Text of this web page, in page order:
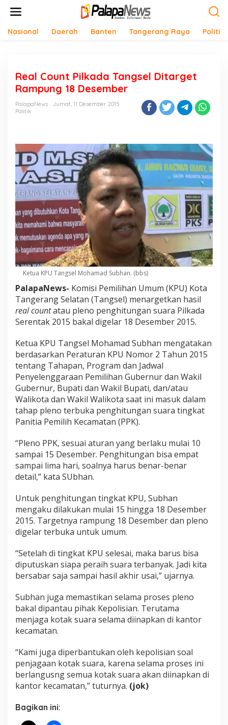
Nasional Daerah Banten Tangerang Raya Politik
Real Count Pilkada Tangsel Ditarget
Rampung 18 Desember
PalapaNews
Jumat, 11 Desember 2015
Politik
Ketua KPU Tangsel Mohamad Subhan. (bbs)
PalapaNews- Komisi Pemilihan Umum (KPU) Kota
Tangerang Selatan (Tangsel) menargetkan hasil
real countatau pleno penghitungan suara Pilkada
Serentak 2015 bakal digelar 18 Desember 2015.
Ketua KPU Tangsel Mohamad Subhan mengatakan
berdasarkan Peraturan KPU Nomor 2 Tahun 2015
tentang Tahapan, Program dan Jadwal
Penyelenggaraan Pemilihan Gubernur dan Wakil
Gubernur, Bupati dan Wakil Bupati, dan/atau
Walikota dan Wakil Walikota saat ini masuk dalam
tahap pleno terbuka penghitungan suara tingkat
Panitia Pemilih Kecamatan (PPK).
“Pleno PPK, sesuai aturan yang berlaku mulai 10
sampai 15 Desember. Penghitungan bisa empat
sampai lima hari, soalnya harus benar-benar
detail,” kata SUbhan.
Untuk penghitungan tingkat KPU, Subhan
mengaku dilakukan mulai 15 hingga 18 Desember
2015. Targetnya rampung 18 Desember dan pleno
digelar terbuka untuk umum.
“Setelah di tingkat KPU selesai, maka barus bisa
diputuskan siapa peraih suara terbanyak. Jadi kita
bersabar saja sampai hasil akhir usai,” ujarnya.
Subhan juga memastikan selama proses pleno
bakal dipantau pihak Kepolisian. Terutama
menjaga kotak suara selama diinapkan di kantor
kecamatan.
“Kami juga diperbantukan oleh kepolisian soal
penjagaan kotak suara, karena selama proses ini
berlangusng semua kotak suara akan diinapkan di
kantor kecamatan,” tuturnya. (jok)
Bagikan ini: